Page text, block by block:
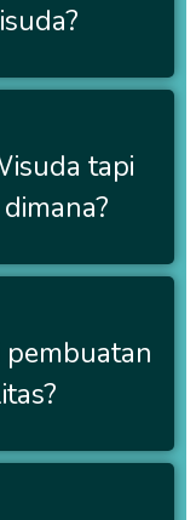
tapi
pembuatan